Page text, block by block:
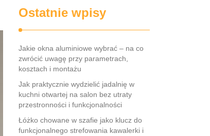
Ostatnie wpisy
Jakie okna aluminiowe wybrać – na co
zwrócić uwagę przy parametrach,
kosztach i montażu
Jak praktycznie wydzielić jadalnię w
kuchni otwartej na salon bez utraty
przestronności i funkcjonalności
Łóżko chowane w szafie jako klucz do
funkcjonalnego strefowania kawalerki i